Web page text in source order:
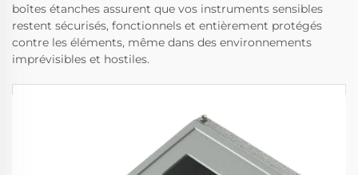
boîtes étanches assurent que vos instruments sensibles
restent sécurisés, fonctionnels et entièrement protégés
contre les éléments, même dans des environnements
imprévisibles et hostiles.